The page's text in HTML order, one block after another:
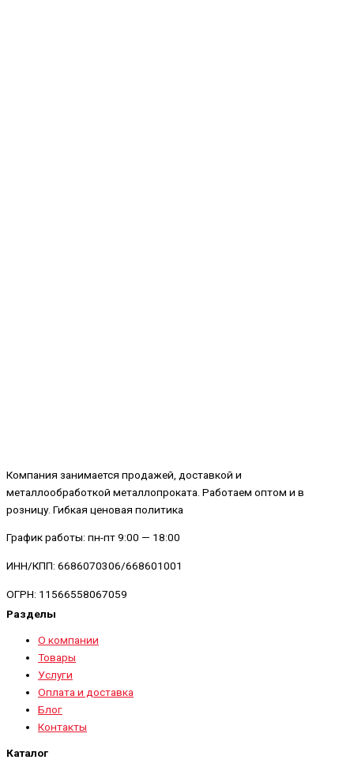
Компания занимается продажей, доставкой и
металлообработкой металлопроката. Работаем оптом и в
розницу. Гибкая ценовая политика
График работы: пн-пт 9:00 — 18:00
ИНН/КПП: 6686070306/668601001
ОГРН: 11566558067059
Разделы
О компании
Товары
Услуги
Оплата и доставка
Блог
Контакты
Каталог